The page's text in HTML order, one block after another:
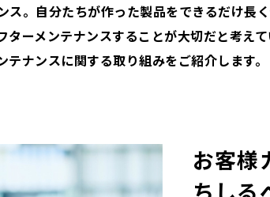
ス。自分たちが作った製品をできるだけ長
ターメンテナンスすることが大切だと考え
テナンスに関する取り組みをご紹介します。
お客様